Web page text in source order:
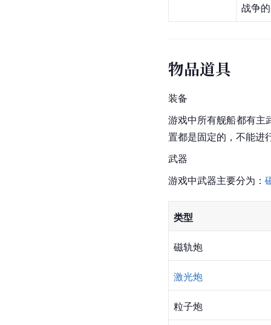
战争
物品道具
装备
游戏中所有舰船都有主
置都是固定的，不能进
武器
游戏中武器主要分为：
类型
磁轨炮
激光炮
粒子炮